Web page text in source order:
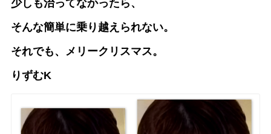
少しも治ってなかったら、
そんな簡単に乗り越えられない。
それでも、メリークリスマス。
りずむK